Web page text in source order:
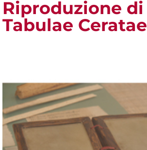
Riproduzione di
Tabulae Ceratae